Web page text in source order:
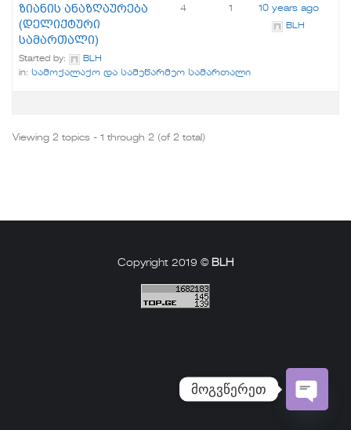
ზიანის ანაზღაურება
(დელიქტური
სამართალი)
Started by:
BLH
in: სამოქალაქო და სამეწარმეო სამართალი
4 1 10 years ago
BLH
Viewing 2 topics - 1 through 2 (of 2 total)
Copyright 2019 © BLH
მოგვწერეთ